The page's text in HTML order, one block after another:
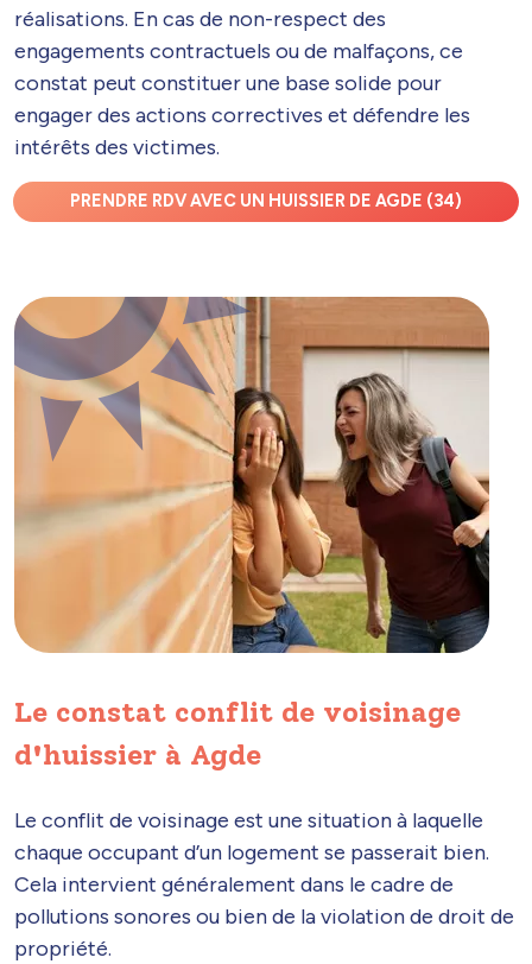
réalisations. En cas de non-respect des
engagements contractuels ou de malfaçons, ce
constat peut constituer une base solide pour
engager des actions correctives et défendre les
intérêts des victimes.
PRENDRE RDV AVEC UN HUISSIER DE AGDE (34)
Le constat conflit de voisinage
d'huissier à Agde
Le conflit de voisinage est une situation à laquelle
chaque occupant d’un logement se passerait bien.
Cela intervient généralement dans le cadre de
pollutions sonores ou bien de la violation de droit de
propriété.